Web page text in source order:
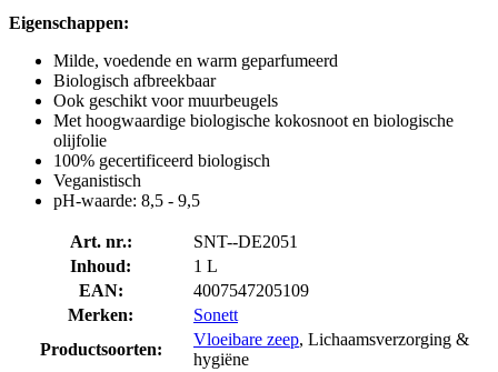
Eigenschappen:
Milde, voedende en warm geparfumeerd
Biologisch afbreekbaar
Ook geschikt voor muurbeugels
Met hoogwaardige biologische kokosnoot en biologische
olijfolie
100% gecertificeerd biologisch
Veganistisch
pH-waarde: 8,5 - 9,5
Art. nr.:
SNT--DE2051
Inhoud:
1 L
EAN:
4007547205109
Merken:
Sonett
Productsoorten:
Vloeibare zeep, Lichaamsverzorging &
hygiëne